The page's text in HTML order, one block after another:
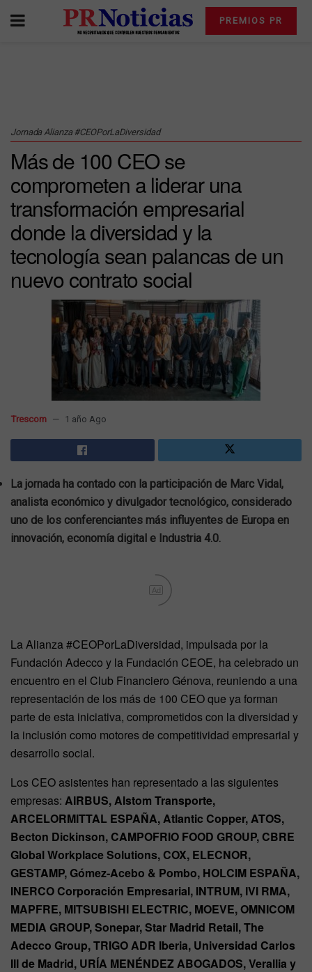
PREMIOS PR
Jornada Alianza #CEOPorLaDiversidad
Más de 100 CEO se
comprometen a liderar una
transformación empresarial
donde la diversidad y la
tecnología sean palancas de un
nuevo contrato social
Trescom 1 año Ago
La jornada ha contado con la participación de Marc Vidal,
analista económico y divulgador tecnológico, considerado
uno de los conferenciantes más influyentes de Europa en
innovación, economía digital e Industria 4.0.
Ad
La Alianza #CEOPorLaDiversidad, impulsada por la
Fundación Adecco y la Fundación CEOE, ha celebrado un
encuentro en el Club Financiero Génova, reuniendo a una
representación de los más de 100 CEO que ya forman
parte de esta iniciativa, comprometidos con la diversidad y
la inclusión como motores de competitividad empresarial y
desarrollo social.
Los CEO asistentes han representado a las siguientes
empresas: AIRBUS, Alstom Transporte,
ARCELORMITTAL ESPAÑA, Atlantic Copper, ATOS,
Becton Dickinson, CAMPOFRIO FOOD GROUP, CBRE
Global Workplace Solutions, COX, ELECNOR,
GESTAMP, Gómez-Acebo & Pombo, HOLCIM ESPAÑA,
INERCO Corporación Empresarial, INTRUM, IVI RMA,
MAPFRE, MITSUBISHI ELECTRIC, MOEVE, OMNICOM
MEDIA GROUP, Sonepar, Star Madrid Retail, The
Adecco Group, TRIGO ADR Iberia, Universidad Carlos
III de Madrid, URÍA MENÉNDEZ ABOGADOS, Verallia y